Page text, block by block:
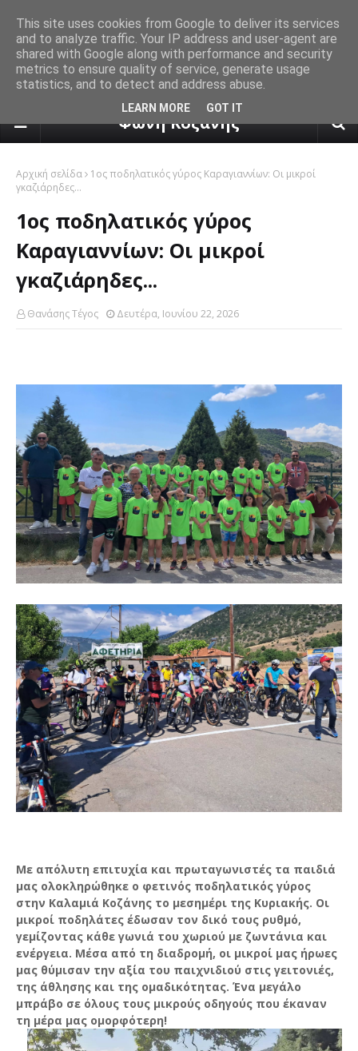
πρόγνωση καιρού από το
Φωνή Κοζάνης
Αρχική σελίδα
1ος ποδηλατικός γύρος Καραγιαννίων: Οι μικροί
γκαζιάρηδες...
1ος ποδηλατικός γύρος
Καραγιαννίων: Οι μικροί
γκαζιάρηδες...
Θανάσης Τέγος Δευτέρα, Ιουνίου 22, 2026
Με απόλυτη επιτυχία και πρωταγωνιστές τα παιδιά
μας ολοκληρώθηκε ο φετινός ποδηλατικός γύρος
στην Καλαμιά Κοζάνης το μεσημέρι της Κυριακής. Οι
μικροί ποδηλάτες έδωσαν τον δικό τους ρυθμό,
γεμίζοντας κάθε γωνιά του χωριού με ζωντάνια και
ενέργεια. Μέσα από τη διαδρομή, οι μικροί μας ήρωες
μας θύμισαν την αξία του παιχνιδιού στις γειτονιές,
της άθλησης και της ομαδικότητας. Ένα μεγάλο
μπράβο σε όλους τους μικρούς οδηγούς που έκαναν
τη μέρα μας ομορφότερη!
This site uses cookies from Google to deliver its services
and to analyze traffic. Your IP address and user-agent are
shared with Google along with performance and security
metrics to ensure quality of service, generate usage
statistics, and to detect and address abuse.
LEARN MORE GOT IT